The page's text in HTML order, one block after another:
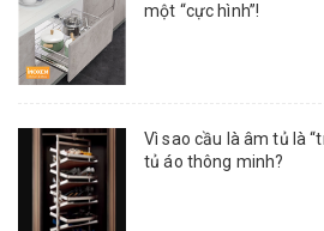
một “cực hình”!
Vì sao cầu là âm tủ là
tủ áo thông minh?